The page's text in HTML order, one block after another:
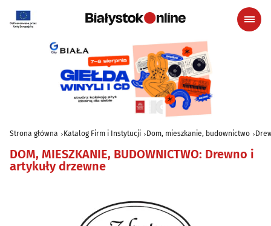
Strona główna Katalog Firm i Instytucji Dom, mieszkanie, budownictwo
DOM, MIESZKANIE, BUDOWNICTWO: Drewno i
artykuły drzewne